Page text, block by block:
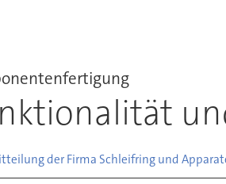
der Firma Schleifring und